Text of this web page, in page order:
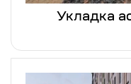
Укладка